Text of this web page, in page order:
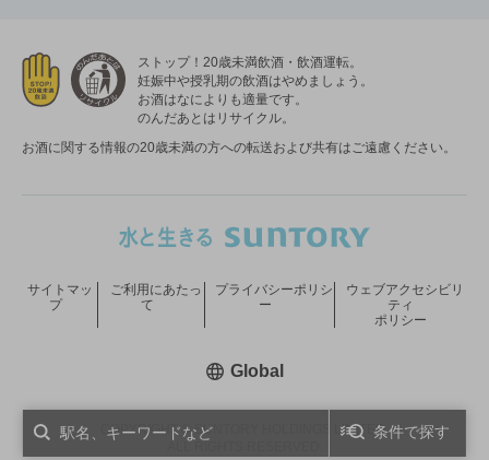
条件で探す
ストップ！20歳未満飲酒・飲酒運転。
妊娠中や授乳期の飲酒はやめましょう。
お酒はなによりも適量です。
のんだあとはリサイクル。
お酒に関する情報の20歳未満の方への転送および共有はご遠慮ください。
COPYRIGHT © SUNTORY HOLDINGS LIMITED.
サイトマッ
プ
ご利用にあたっ
て
プライバシーポリシ
ー
ウェブアクセシビリ
ティ
ポリシー
Global新しいウィンドウで開く